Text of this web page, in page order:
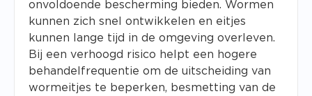
onvoldoende bescherming bieden. Wormen
kunnen zich snel ontwikkelen en eitjes
kunnen lange tijd in de omgeving overleven.
Bij een verhoogd risico helpt een hogere
behandelfrequentie om de uitscheiding van
wormeitjes te beperken, besmetting van de